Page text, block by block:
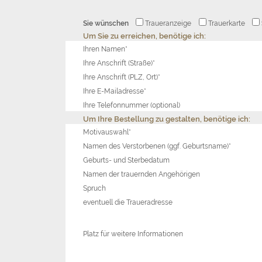
Sie wünschen Traueranzeige Trauerkarte
Um Sie zu erreichen, benötige ich:
Ihren Namen*
Ihre Anschrift (Straße)*
Ihre Anschrift (PLZ, Ort)*
Ihre E-Mailadresse*
Ihre Telefonnummer (optional)
Um Ihre Bestellung zu gestalten, benötige ich:
Motivauswahl*
Namen des Verstorbenen (ggf. Geburtsname)*
Geburts- und Sterbedatum
Namen der trauernden Angehörigen
Spruch
eventuell die Traueradresse
Platz für weitere Informationen